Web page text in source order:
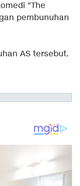
"The
pembunuhan
AS tersebut.